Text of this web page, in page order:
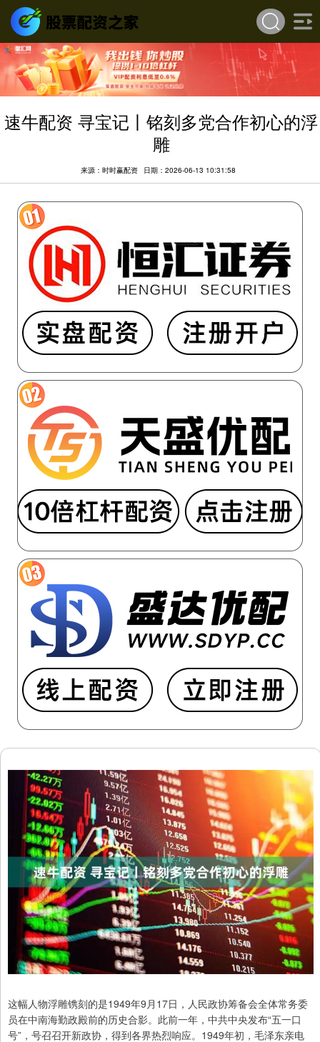
速牛配资 寻宝记丨铭刻多党合作初心的浮
雕
来源：时时赢配资 日期：2026-06-13 10:31:58
这幅人物浮雕镌刻的是1949年9月17日，人民政协筹备会全体常务委
员在中南海勤政殿前的历史合影。此前一年，中共中央发布“五一口
号”，号召召开新政协，得到各界热烈响应。1949年初，毛泽东亲电